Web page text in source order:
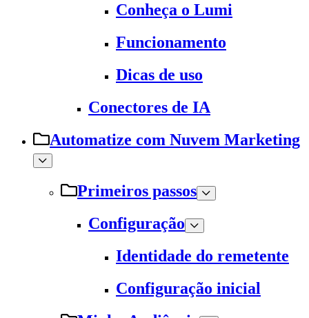
Conheça o Lumi
Funcionamento
Dicas de uso
Conectores de IA
Automatize com Nuvem Marketing
Primeiros passos
Configuração
Identidade do remetente
Configuração inicial